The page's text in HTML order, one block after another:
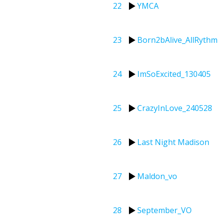
22 YMCA
23
24 ImSoExcited_130405
25 CrazyInLove_240528
26 Last Night Madison
27 Maldon_vo
28 September_VO